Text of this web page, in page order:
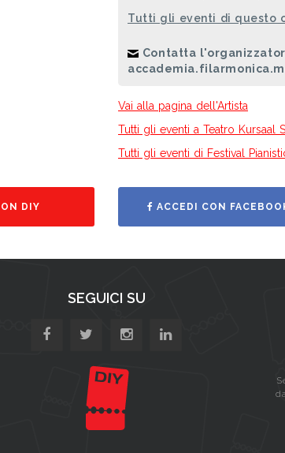
Tutti gli eventi di questo
Contatta
Vai alla pagina dell'Artista
Tutti gli eventi a Teatro Kursaal
Tutti gli eventi di Festival
DIY ACCEDI CON
SEGUICI SU